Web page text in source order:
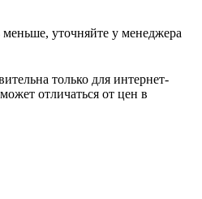
уточняйте у менеджера
только для интернет-
отличаться от цен в